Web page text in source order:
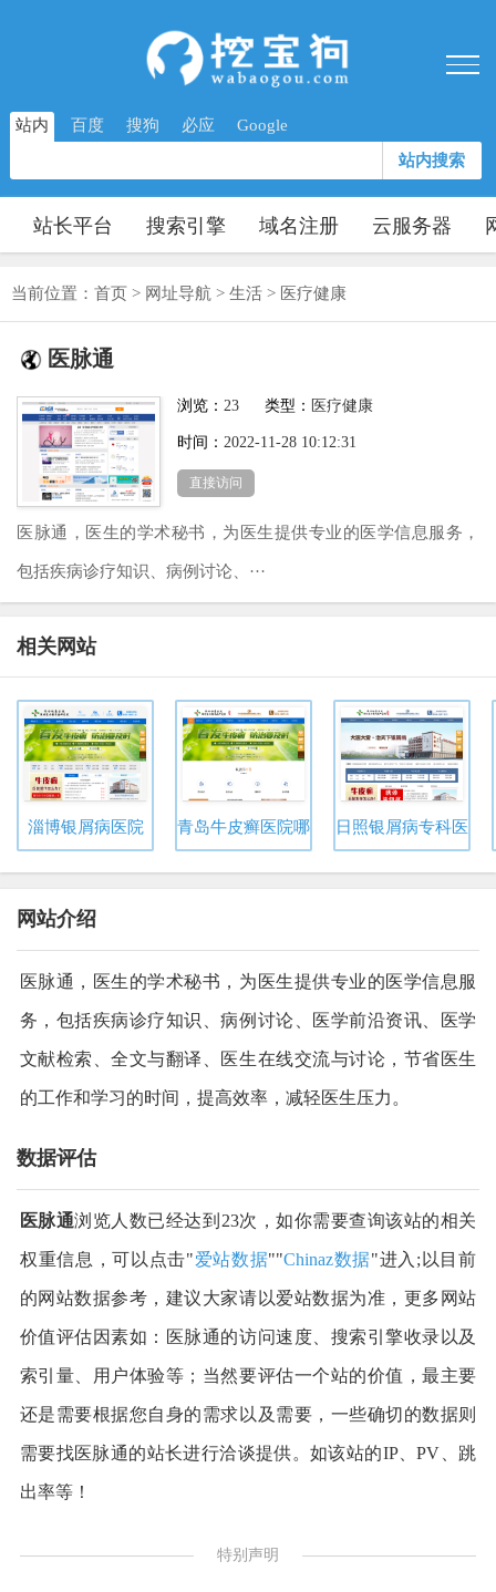
站内 百度 搜狗 必应 Google
站内搜索
站长平台 搜索引擎 域名注册 云服务器
当前位置： 首页 > 网址导航 > 生活 > 医疗健康
医脉通
浏览： 23 类型： 医疗健康
时间： 2022-11-28 10:12:31
直接访问
医脉通，医生的学术秘书，为医生提供专业的医学信息服务，
包括疾病诊疗知识、病例讨论、···
相关网站
淄博银屑病医院 青岛牛皮癣医院哪家好日照银屑病专科医院
网站介绍
医脉通，医生的学术秘书，为医生提供专业的医学信息服
务，包括疾病诊疗知识、病例讨论、医学前沿资讯、医学
文献检索、全文与翻译、医生在线交流与讨论，节省医生
的工作和学习的时间，提高效率，减轻医生压力。
数据评估
医脉通浏览人数已经达到23次，如你需要查询该站的相关
权重信息，可以点击"爱站数据""Chinaz数据"进入;以目前
的网站数据参考，建议大家请以爱站数据为准，更多网站
价值评估因素如：医脉通的访问速度、搜索引擎收录以及
索引量、用户体验等；当然要评估一个站的价值，最主要
还是需要根据您自身的需求以及需要，一些确切的数据则
需要找医脉通的站长进行洽谈提供。如该站的IP、PV、跳
出率等！
特别声明